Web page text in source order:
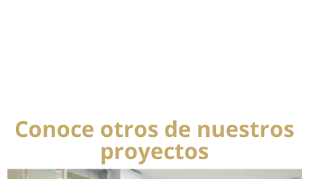
Conoce otros de nuestros
proyectos